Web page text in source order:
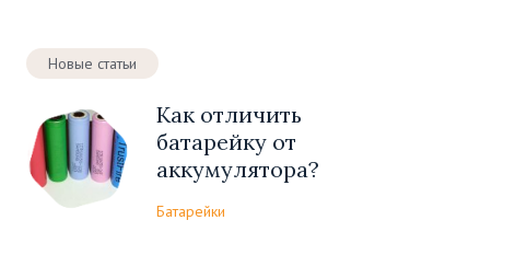
Новые статьи
Как отличить
батарейку от
аккумулятора?
Батарейки